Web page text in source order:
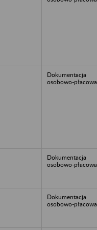
Dokumentacja
osobowo-płacowa
Dokumentacja
osobowo-płacowa
Dokumentacja
osobowo-płacowa